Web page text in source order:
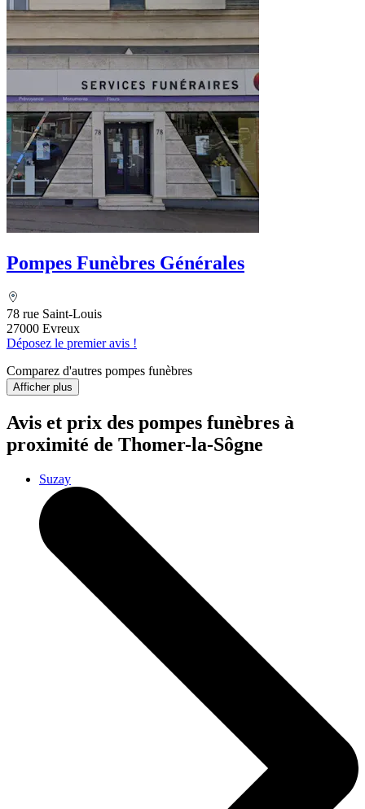
Pompes Funèbres Générales
78 rue Saint-Louis
27000 Evreux
Déposez le premier avis !
Comparez d'autres pompes funèbres
Afficher plus
Avis et prix des pompes funèbres à
proximité de Thomer-la-Sôgne
Suzay